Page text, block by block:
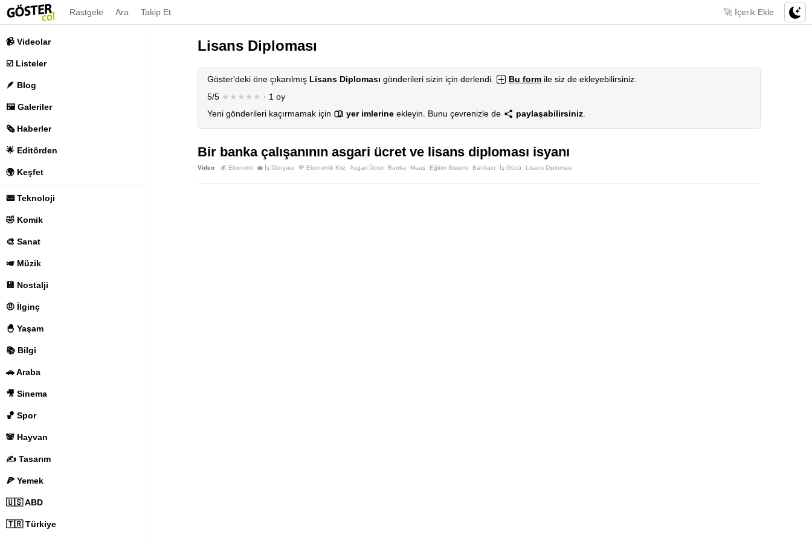
📹 Videolar
☑️ Listeler
🪶 Blog
🖼️ Galeriler
🗞️ Haberler
🌟 Editörden
🌍 Keşfet
📟 Teknoloji
🤣 Komik
🎨 Sanat
🎺 Müzik
💾 Nostalji
🤨 İlginç
🐣 Yaşam
📚 Bilgi
🚗 Araba
🎥 Sinema
🏀 Spor
🐼 Hayvan
✍️ Tasarım
🍕 Yemek
🇺🇸 ABD
🇹🇷 Türkiye
Rastgele Ara Takip Et 🚀 İçerik Ekle
Lisans Diploması
Göster'deki öne çıkarılmış Lisans Diploması gönderileri sizin için derlendi. Bu form ile siz de ekleyebilirsiniz.
5/5 ★★★★★ · 1 oy
Yeni gönderileri kaçırmamak için
yer imlerine ekleyin. Bunu çevrenizle de paylaşabilirsiniz
Bir banka çalışanının asgari ücret ve lisans diploması isyanı
Video 💰 Ekonomi 💼 İş Dünyası 💸 Ekonomik Kriz Asgari Ücret Banka Maaş Eğitim Sistemi Bankacı İş Gücü Lisans Diploması